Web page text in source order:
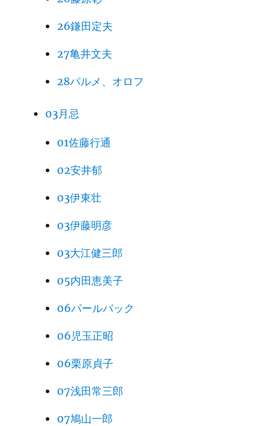
26鎌田定夫
27亀井文夫
28パルメ、オロフ
03月忌
01佐藤行通
02安井郁
03伊東壮
03伊藤明彦
03大江健三郎
05内田恵美子
06パールバック
06児玉正昭
06栗原貞子
07浅田常三郎
07鳩山一郎